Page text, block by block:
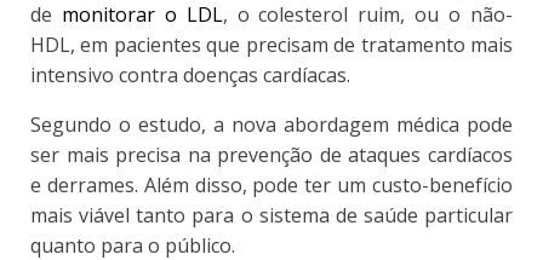
de monitorar o LDL, o colesterol ruim, ou o não-
HDL, em pacientes que precisam de tratamento mais
intensivo contra doenças cardíacas.
Segundo o estudo, a nova abordagem médica pode
ser mais precisa na prevenção de ataques cardíacos
e derrames. Além disso, pode ter um custo-benefício
mais viável tanto para o sistema de saúde particular
quanto para o público.